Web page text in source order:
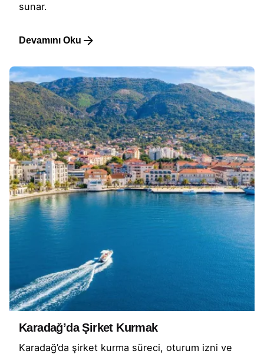
sunar.
Devamını Oku
Karadağ’da Şirket Kurmak
Karadağ’da şirket kurma süreci, oturum izni ve